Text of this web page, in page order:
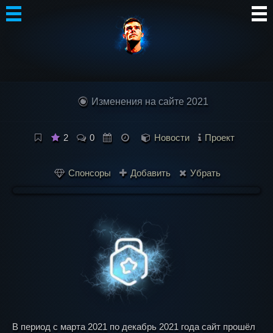
Блог
Изменения на сайте 2021
2 0 Новости Проект
Спонсоры Добавить Убрать
В период с марта 2021 по декабрь 2021 года сайт прошёл